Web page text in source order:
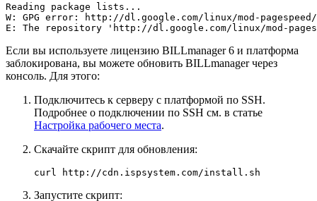
Reading package lists...
W: GPG error: http://dl.google.com/linux/mod-
E: The repository 'http://dl.google.com/linux/mod-
Если вы используете лицензию BILLmanager 6 и платформа
заблокирована, вы можете обновить BILLmanager через
консоль. Для этого:
Подключитесь к серверу с платформой по SSH.
Подробнее о подключении по SSH см. в статье
Настройка рабочего места.
Скачайте скрипт для обновления:
curl http://cdn.ispsystem.com/install.sh
Запустите скрипт: